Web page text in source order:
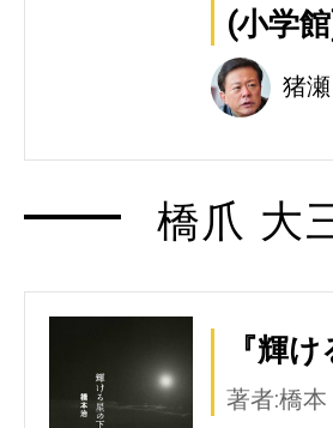
(小学
猪
橋爪 大
『輝
著者:橋本